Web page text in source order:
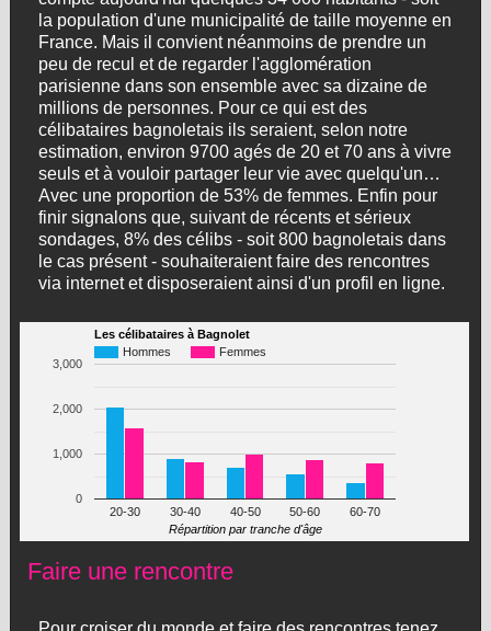
la population d'une municipalité de taille moyenne en
France. Mais il convient néanmoins de prendre un
peu de recul et de regarder l'agglomération
parisienne dans son ensemble avec sa dizaine de
millions de personnes. Pour ce qui est des
célibataires bagnoletais ils seraient, selon notre
estimation, environ 9700 agés de 20 et 70 ans à vivre
seuls et à vouloir partager leur vie avec quelqu'un…
Avec une proportion de 53% de femmes. Enfin pour
finir signalons que, suivant de récents et sérieux
sondages, 8% des célibs - soit 800 bagnoletais dans
le cas présent - souhaiteraient faire des rencontres
via internet et disposeraient ainsi d'un profil en ligne.
Les célibataires à Bagnolet
Hommes
Femmes
20-30 30-40 40-50 50-60 60-70
0
1,000
2,000
3,000
Répartition par tranche d'âge
Faire une rencontre